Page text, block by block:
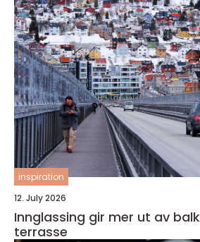
inspiration
12. July 2026
Innglassing gir mer ut av
terrasse